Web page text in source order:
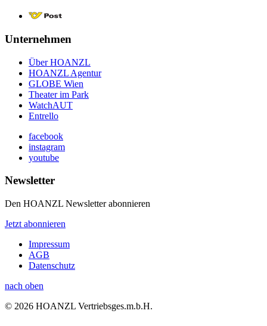
Unternehmen
Über HOANZL
HOANZL Agentur
GLOBE Wien
Theater im Park
WatchAUT
Entrello
facebook
instagram
youtube
Newsletter
Den HOANZL Newsletter abonnieren
Jetzt abonnieren
Impressum
AGB
Datenschutz
nach oben
© 2026 HOANZL Vertriebsges.m.b.H.